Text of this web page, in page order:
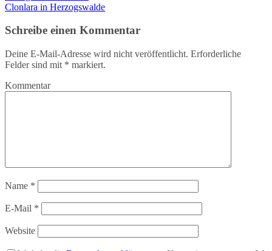
Clonlara in Herzogswalde
Schreibe einen Kommentar
Deine E-Mail-Adresse wird nicht veröffentlicht. Erforderliche
Felder sind mit * markiert.
Kommentar
Name *
E-Mail *
Website